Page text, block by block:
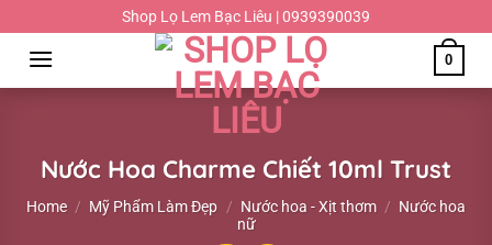
đến
dung
Shop Lọ Lem Bạc Liêu | 0939390039
0
Nước Hoa Charme Chiết 10ml Trust
Home / Mỹ Phẩm Làm Đẹp / Nước hoa - Xịt thơm / Nước hoa
nữ